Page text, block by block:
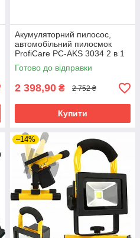
Акумуляторний пилосос,
автомобільний пилосмок
ProfiCare PC-AKS 3034 2 в 1
Готово до відправки
2 398,90 ₴ 2 752 ₴
Купити
–14%